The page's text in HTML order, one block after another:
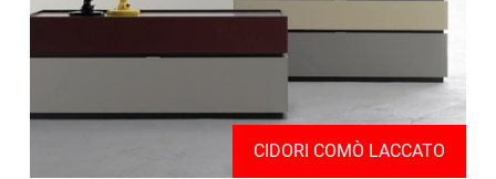
CIDORI COMÒ LACCATO